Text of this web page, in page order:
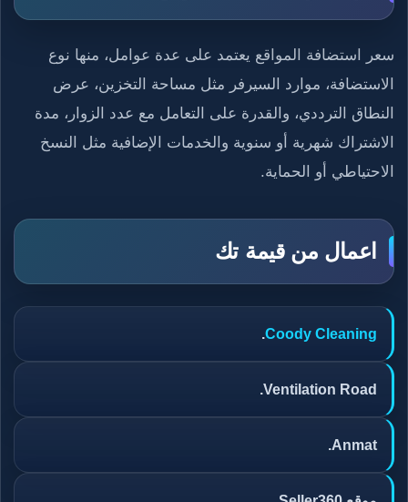
سعر استضافة المواقع يعتمد على عدة عوامل، منها نوع
الاستضافة، موارد السيرفر مثل مساحة التخزين، عرض
النطاق الترددي، والقدرة على التعامل مع عدد الزوار، مدة
الاشتراك شهرية أو سنوية والخدمات الإضافية مثل النسخ
الاحتياطي أو الحماية.
اعمال من قيمة تك
Coody Cleaning
.
Ventilation Road.
Anmat.